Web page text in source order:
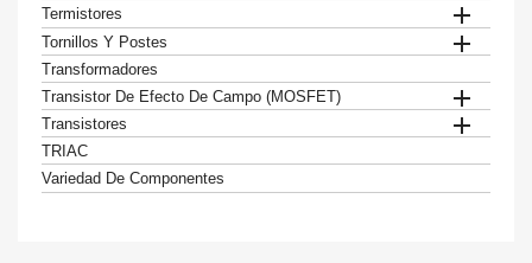
Termistores

Tornillos Y Postes 
Transformadores
Transistor De Efecto De Campo (MOSFET)

Transistores 
TRIAC
Variedad De Componentes